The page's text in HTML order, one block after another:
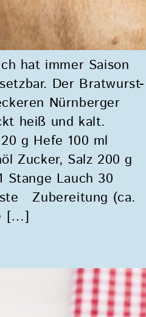
hat immer Saison
Der Bratwurst-
Nürnberger
heiß und kalt.
g Hefe 100 ml
Zucker, Salz 200 g
Stange Lauch 30
Zubereitung (ca.
[…]